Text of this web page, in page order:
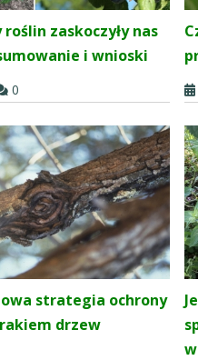
zaskoczyły nas
i wnioski
0
strategia ochrony
drzew